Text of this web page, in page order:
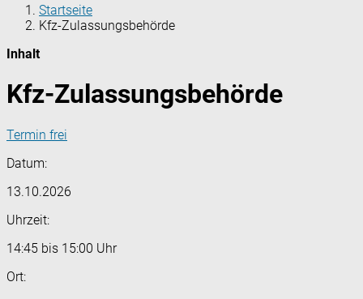
Startseite
Kfz-Zulassungsbehörde
Inhalt
Kfz-Zulassungsbehörde
Termin frei
Datum:
13.10.2026
Uhrzeit:
14:45 bis 15:00 Uhr
Ort: